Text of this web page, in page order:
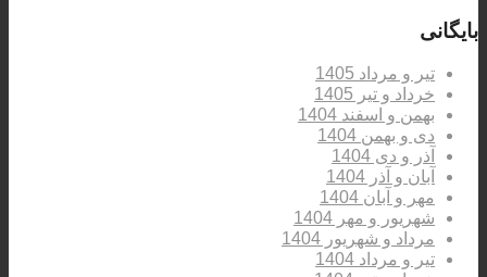
بایگانی
تیر و مرداد 1405
خرداد و تیر 1405
بهمن و اسفند 1404
دی و بهمن 1404
آذر و دی 1404
آبان و آذر 1404
مهر و آبان 1404
شهریور و مهر 1404
مرداد و شهریور 1404
تیر و مرداد 1404